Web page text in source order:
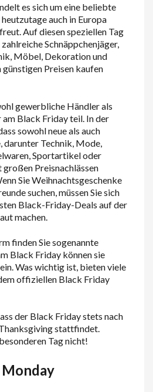
es sich um eine beliebte
auch in Europa
Auf diesen speziellen Tag
Schnäppchenjäger,
Möbel, Dekoration und
Preisen kaufen
gewerbliche Händler als
Black Friday teil. In der
sowohl neue als auch
Technik, Mode,
Sportartikel oder
Preisnachlässen
Sie Weihnachtsgeschenke
suchen, müssen Sie sich
Black-Friday-Deals auf der
machen.
finden Sie sogenannte
Black Friday können sie
Was wichtig ist, bieten viele
offiziellen Black Friday
der Black Friday stets nach
stattfindet.
Tag nicht!
Monday